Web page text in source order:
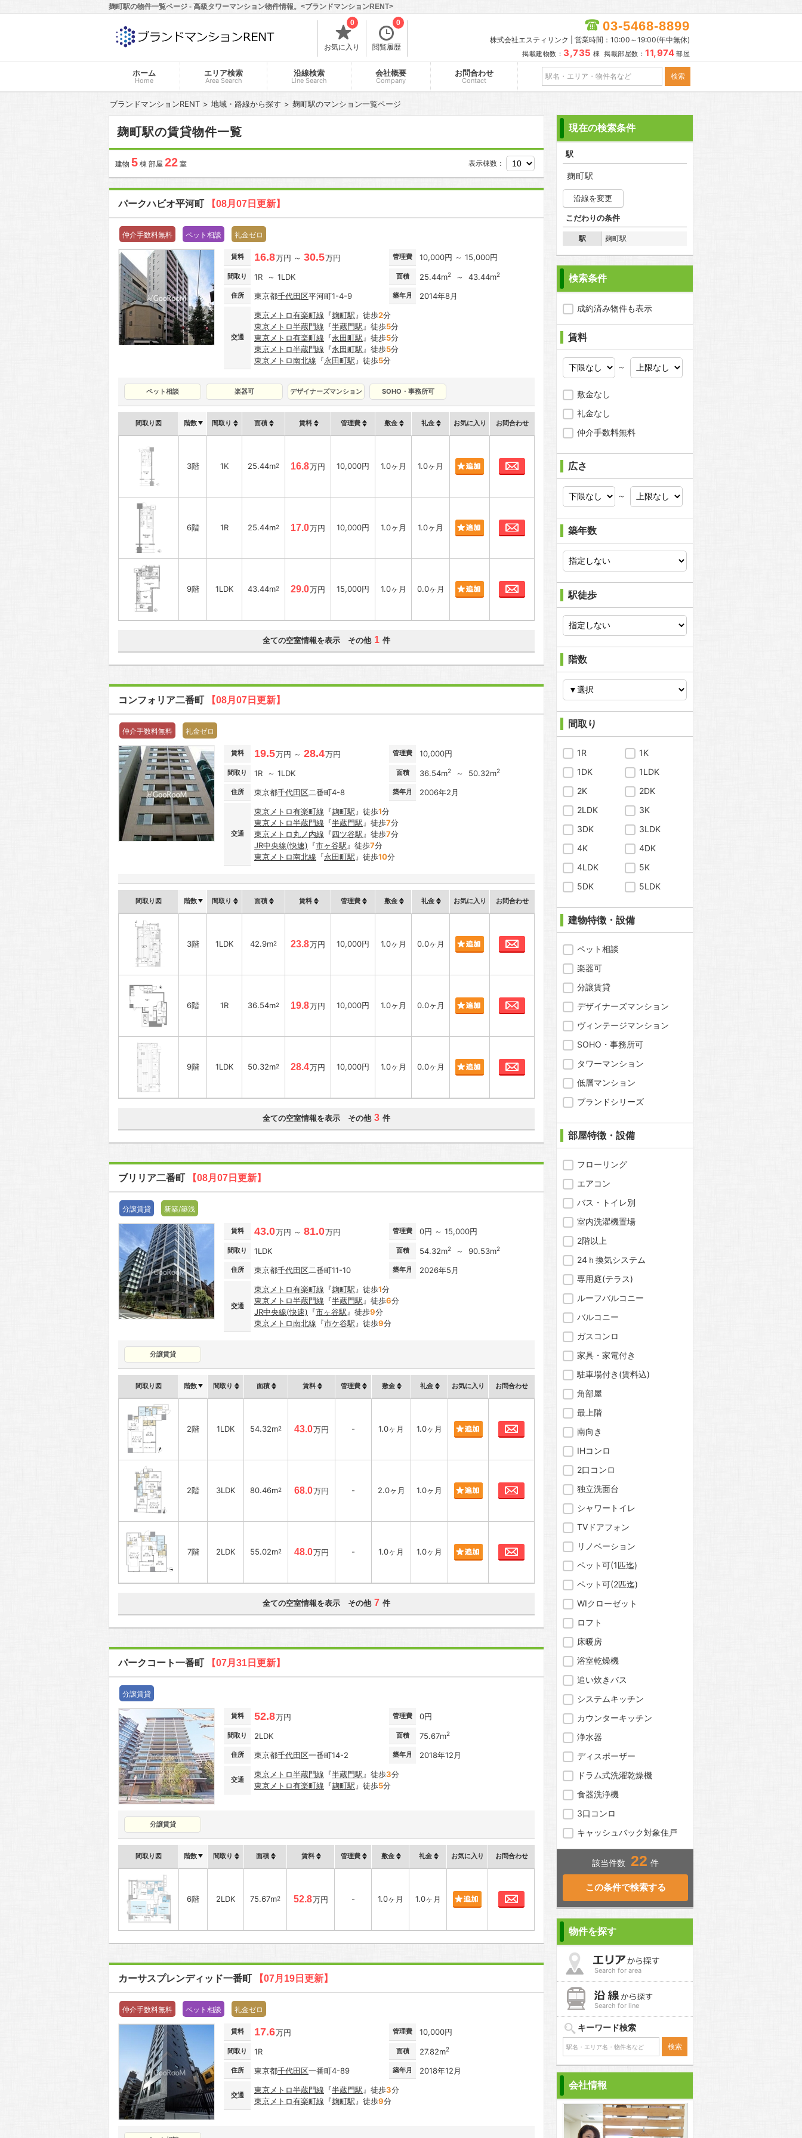
麹町駅の物件一覧ページ - 高級タワーマンション物件情報。<ブランドマンションRENT>
お気に入り
0
閲覧履歴
0 03-5468-8899
株式会社エスティリンク | 営業時間：10:00～19:00(年中無休)
掲載建物数： 3,735 棟 掲載部屋数： 11,974 部屋
ホーム
Home
エリア検索
Area Search
沿線検索
Line Search
会社概要
Company
お問合わせ
Contact
ブランドマンションRENT 地域・路線から探す 麹町駅のマンション一覧ページ
麹町駅の賃貸物件一覧
建物 5 棟 部屋 22 室 表示棟数：
パークハビオ平河町 【08月07日更新】
仲介手数料無料 ペット相談 礼金ゼロ
賃料 16.8万円 ～ 30.5万円 管理費 10,000円 ～ 15,000円
間取り 1R ～ 1LDK 面積 25.44m2 ～ 43.44m2
住所 東京都千代田区平河町1-4-9 築年月 2014年8月
交通
東京メトロ有楽町線 『麹町駅 』徒歩2分
東京メトロ半蔵門線 『半蔵門駅 』徒歩5分
東京メトロ有楽町線 『永田町駅 』徒歩5分
東京メトロ半蔵門線 『永田町駅 』徒歩5分
東京メトロ南北線 『永田町駅 』徒歩5分
ペット相談 楽器可 デザイナーズマンション SOHO・事務所可
間取り図 階数 間取り 面積 賃料 管理費 敷金 礼金 お気に入り お問合わせ
3階 1K 25.44m2 16.8万円 10,000円 1.0ヶ月 1.0ヶ月 お問合わせ
6階 1R 25.44m2 17.0万円 10,000円 1.0ヶ月 1.0ヶ月 お問合わせ
9階 1LDK 43.44m2 29.0万円 15,000円 1.0ヶ月 0.0ヶ月 お問合わせ
全ての空室情報を表示 その他 1 件
コンフォリア二番町 【08月07日更新】
仲介手数料無料 礼金ゼロ
賃料 19.5万円 ～ 28.4万円 管理費 10,000円
間取り 1R ～ 1LDK 面積 36.54m2 ～ 50.32m2
住所 東京都千代田区二番町4-8 築年月 2006年2月
交通
東京メトロ有楽町線 『麹町駅 』徒歩1分
東京メトロ半蔵門線 『半蔵門駅 』徒歩7分
東京メトロ丸ノ内線 『四ツ谷駅 』徒歩7分
JR中央線(快速) 『市ヶ谷駅 』徒歩7分
東京メトロ南北線 『永田町駅 』徒歩10分
間取り図 階数 間取り 面積 賃料 管理費 敷金 礼金 お気に入り お問合わせ
3階 1LDK 42.9m2 23.8万円 10,000円 1.0ヶ月 0.0ヶ月
6階 1R 36.54m2 19.8万円 10,000円 1.0ヶ月 0.0ヶ月 お問合わせ
9階 1LDK 50.32m2 28.4万円 10,000円 1.0ヶ月 0.0ヶ月 お問合わせ
全ての空室情報を表示 その他 3 件
ブリリア二番町 【08月07日更新】
分譲賃貸 新築/築浅
賃料 43.0万円 ～ 81.0万円 管理費 0円 ～ 15,000円
間取り 1LDK 面積 54.32m2 ～ 90.53m2
住所 東京都千代田区二番町11-10 築年月 2026年5月
交通
東京メトロ有楽町線 『麹町駅 』徒歩1分
東京メトロ半蔵門線 『半蔵門駅 』徒歩6分
JR中央線(快速) 『市ヶ谷駅 』徒歩9分
東京メトロ南北線 『市ケ谷駅 』徒歩9分
分譲賃貸
間取り図 階数 間取り 面積 賃料 管理費 敷金 礼金 お気に入り お問合わせ
2階 1LDK 54.32m2 43.0万円 - 1.0ヶ月 1.0ヶ月
2階 3LDK 80.46m2 68.0万円 - 2.0ヶ月 1.0ヶ月 お問合わせ
7階 2LDK 55.02m2 48.0万円 - 1.0ヶ月 1.0ヶ月
全ての空室情報を表示 その他 7 件
パークコート一番町 【07月31日更新】
分譲賃貸
賃料 52.8万円 管理費 0円
間取り 2LDK 面積 75.67m2
住所 東京都千代田区一番町14-2 築年月 2018年12月
交通
東京メトロ半蔵門線 『半蔵門駅 』徒歩3分
東京メトロ有楽町線 『麹町駅 』徒歩5分
分譲賃貸
間取り図 階数 間取り 面積 賃料 管理費 敷金 礼金 お気に入り お問合わせ
6階 2LDK 75.67m2 52.8万円 - 1.0ヶ月 1.0ヶ月 お問合わせ
カーサスプレンディッド一番町 【07月19日更新】
仲介手数料無料 ペット相談 礼金ゼロ
賃料 17.6万円 管理費 10,000円
間取り 1R 面積 27.82m2
住所 東京都千代田区一番町4-89 築年月 2018年12月
交通
東京メトロ半蔵門線 『半蔵門駅 』徒歩3分
東京メトロ有楽町線 『麹町駅 』徒歩9分
現在の検索条件
駅
麹町駅
沿線を変更
こだわりの条件
駅 麹町駅
検索条件
成約済み物件も表示
賃料
～
敷金なし
礼金なし
仲介手数料無料
広さ
～
築年数
駅徒歩
階数
間取り
1R
1K
1DK
1LDK
2K
2DK
2LDK
3K
3DK
3LDK
4K
4DK
4LDK
5K
5DK
5LDK
建物特徴・設備
ペット相談
楽器可
分譲賃貸
デザイナーズマンション
ヴィンテージマンション
SOHO・事務所可
タワーマンション
低層マンション
ブランドシリーズ
部屋特徴・設備
フローリング
エアコン
バス・トイレ別
室内洗濯機置場
2階以上
24ｈ換気システム
専用庭(テラス)
ルーフバルコニー
バルコニー
ガスコンロ
家具・家電付き
駐車場付き(賃料込)
角部屋
最上階
南向き
IHコンロ
2口コンロ
独立洗面台
シャワートイレ
TVドアフォン
リノベーション
ペット可(1匹迄)
ペット可(2匹迄)
WIクローゼット
ロフト
床暖房
浴室乾燥機
追い炊きバス
システムキッチン
カウンターキッチン
浄水器
ディスポーザー
ドラム式洗濯乾燥機
食器洗浄機
3口コンロ
キャッシュバック対象住戸
該当件数 22 件
物件を探す
Search for area
Search for line
キーワード検索
会社情報